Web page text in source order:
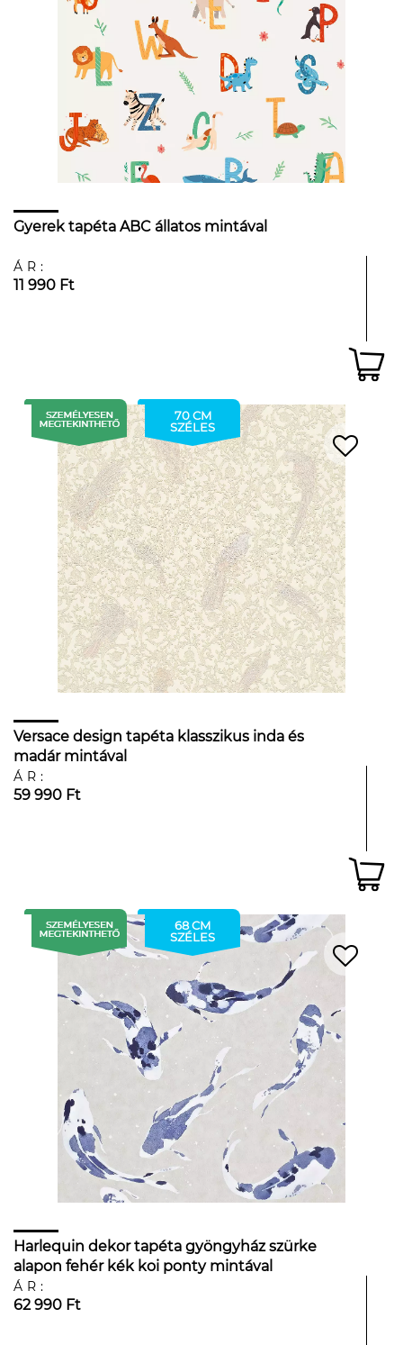
Gyerek tapéta ABC állatos mintával
ÁR:
11 990 Ft
70 CM
SZÉLES
Versace design tapéta klasszikus inda és
madár mintával
ÁR:
59 990 Ft
68 CM
SZÉLES
Harlequin dekor tapéta gyöngyház szürke
alapon fehér kék koi ponty mintával
ÁR:
62 990 Ft